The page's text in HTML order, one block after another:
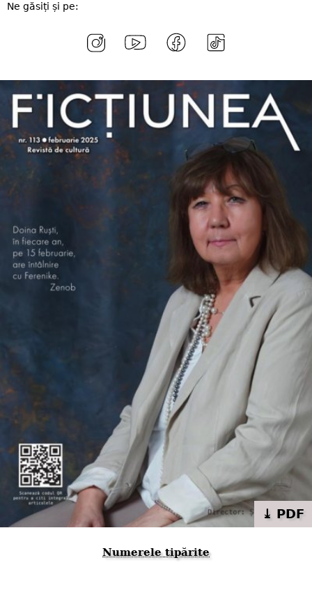
Ne găsiți și pe:
⤓ PDF
Numerele tipărite